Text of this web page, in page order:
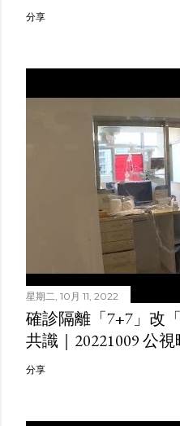
分享
星期二, 10月 11, 2022
確診隔離「7+7」改
共識｜20221009 公
分享